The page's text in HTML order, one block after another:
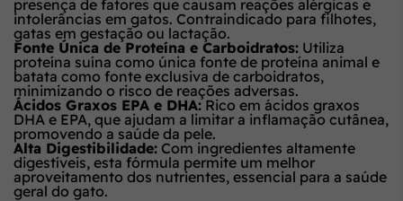
presença de fatores que causam reações alérgicas e
intolerâncias em gatos. Contraindicado para filhotes,
gatas em gestação ou lactação.
Fonte Única de Proteína e Carboidratos: Utiliza
proteína suína como única fonte de proteína animal e
batata como fonte exclusiva de carboidratos,
minimizando o risco de reações adversas.
Ácidos Graxos EPA e DHA:Rico em ácidos graxos
DHA e EPA, que ajudam a limitar a inflamação cutânea,
promovendo a saúde da pele.
Alta Digestibilidade: Com ingredientes altamente
digestíveis, esta fórmula permite um melhor
aproveitamento dos nutrientes, essencial para a saúde
geral do gato.